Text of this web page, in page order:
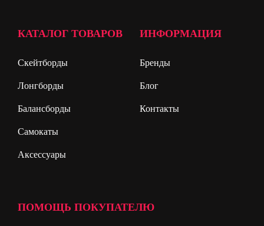
КАТАЛОГ ТОВАРОВ
Скейтборды
Лонгборды
Балансборды
Самокаты
Аксессуары
ИНФОРМАЦИЯ
Бренды
Блог
Контакты
ПОМОЩЬ ПОКУПАТЕЛЮ